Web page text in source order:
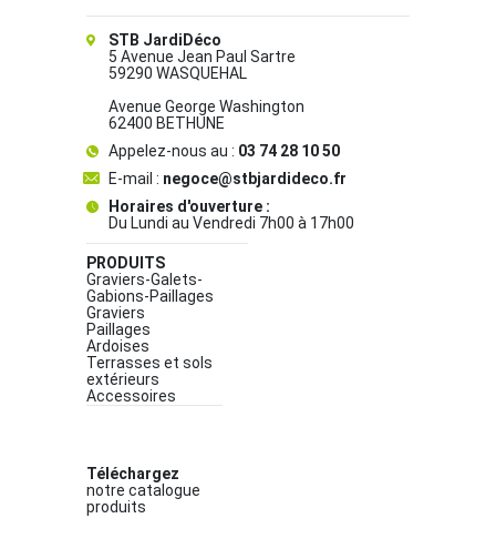
STB JardiDéco
5 Avenue Jean Paul Sartre
59290 WASQUEHAL
Avenue George Washington
62400 BETHUNE
Appelez-nous au : 03 74 28 10 50
E-mail : negoce@stbjardideco.fr
Horaires d'ouverture :
Du Lundi au Vendredi 7h00 à 17h00
PRODUITS
Graviers-Galets-
Gabions-Paillages
Graviers
Paillages
Ardoises
Terrasses et sols
extérieurs
Accessoires
Téléchargez
notre catalogue
produits